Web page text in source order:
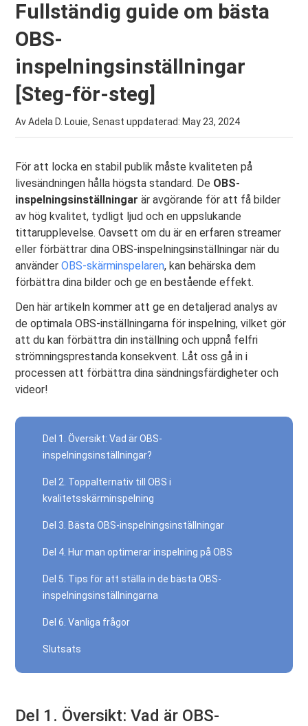
Fullständig guide om bästa
OBS-
inspelningsinställningar
[Steg-för-steg]
Av Adela D. Louie, Senast uppdaterad: May 23, 2024
För att locka en stabil publik måste kvaliteten på
livesändningen hålla högsta standard. De OBS-
inspelningsinställningar är avgörande för att få bilder
av hög kvalitet, tydligt ljud och en uppslukande
tittarupplevelse. Oavsett om du är en erfaren streamer
eller förbättrar dina OBS-inspelningsinställningar när du
använderOBS-skärminspelaren, kan behärska dem
förbättra dina bilder och ge en bestående effekt.
Den här artikeln kommer att ge en detaljerad analys av
de optimala OBS-inställningarna för inspelning, vilket gör
att du kan förbättra din inställning och uppnå felfri
strömningsprestanda konsekvent. Låt oss gå in i
processen att förbättra dina sändningsfärdigheter och
videor!
Del 1. Översikt: Vad är OBS-
inspelningsinställningar?
Del 2. Toppalternativ till OBS i
kvalitetsskärminspelning
Del 3. Bästa OBS-inspelningsinställningar
Del 4. Hur man optimerar inspelning på OBS
Del 5. Tips för att ställa in de bästa OBS-
inspelningsinställningarna
Del 6. Vanliga frågor
Slutsats
Del 1. Översikt: Vad är OBS-